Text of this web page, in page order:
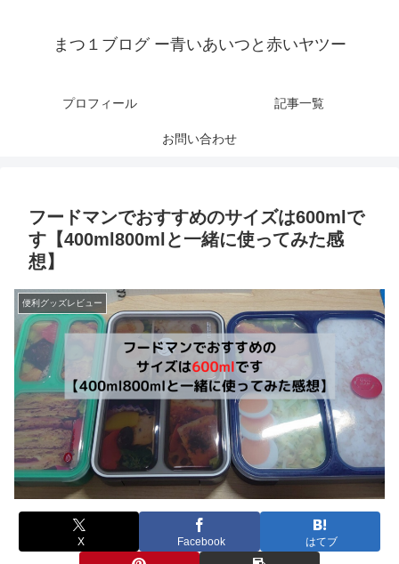
まつ１ブログ ー青いあいつと赤いヤツー
プロフィール 記事一覧
お問い合わせ
フードマンでおすすめのサイズは600mlで
す【400ml800mlと一緒に使ってみた感
想】
便利グッズレビュー
X Facebook はてブ